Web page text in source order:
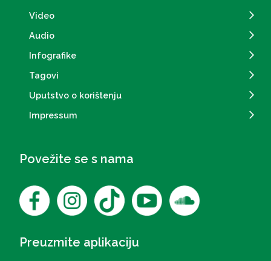
Video
Audio
Infografike
Tagovi
Uputstvo o korištenju
Impressum
Povežite se s nama
Preuzmite aplikaciju